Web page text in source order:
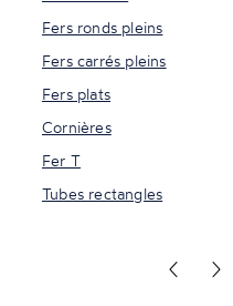
Fers ronds pleins
Fers carrés pleins
Fers plats
Cornières
Fer T
Tubes rectangles